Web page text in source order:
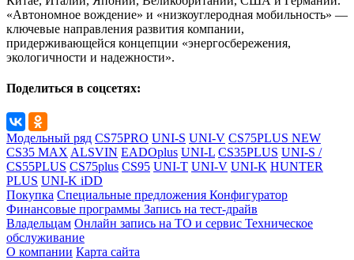
«Автономное вождение» и «низкоуглеродная мобильность» —
ключевые направления развития компании,
придерживающейся концепции «энергосбережения,
экологичности и надежности».
Поделиться в соцсетях:
Модельный ряд CS75PRO UNI-S UNI-V CS75PLUS NEW
CS35 MAX ALSVIN EADOplus UNI-L CS35PLUS UNI-S /
CS55PLUS CS75plus CS95 UNI-T UNI-V UNI-K HUNTER
PLUS UNI-K iDD
Покупка Специальные предложения Конфигуратор
Финансовые программы Запись на тест-драйв
Владельцам Онлайн запись на ТО и сервис Техническое
обслуживание
О компании Карта сайта